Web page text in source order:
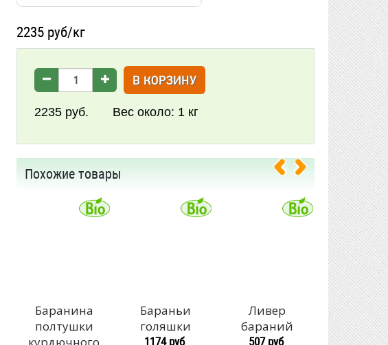
2235 руб/кг
В КОРЗИНУ
2235 руб. Вес около: 1 кг
Похожие товары
Баранина
полтушки
Бараньи
голяшки
1174 руб
Ливер
бараний
507 руб
1408 руб/